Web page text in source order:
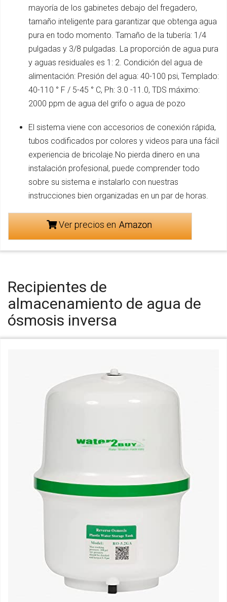
mayoría de los gabinetes debajo del fregadero,
tamaño inteligente para garantizar que obtenga agua
pura en todo momento. Tamaño de la tubería: 1/4
pulgadas y 3/8 pulgadas. La proporción de agua pura
y aguas residuales es 1: 2. Condición del agua de
alimentación: Presión del agua: 40-100 psi, Templado:
40-110 ° F / 5-45 ° C, Ph: 3.0 -11.0, TDS máximo:
2000 ppm de agua del grifo o agua de pozo
El sistema viene con accesorios de conexión rápida,
tubos codificados por colores y videos para una fácil
experiencia de bricolaje.No pierda dinero en una
instalación profesional, puede comprender todo
sobre su sistema e instalarlo con nuestras
instrucciones bien organizadas en un par de horas.
Ver precios en
Recipientes de
almacenamiento de agua de
ósmosis inversa